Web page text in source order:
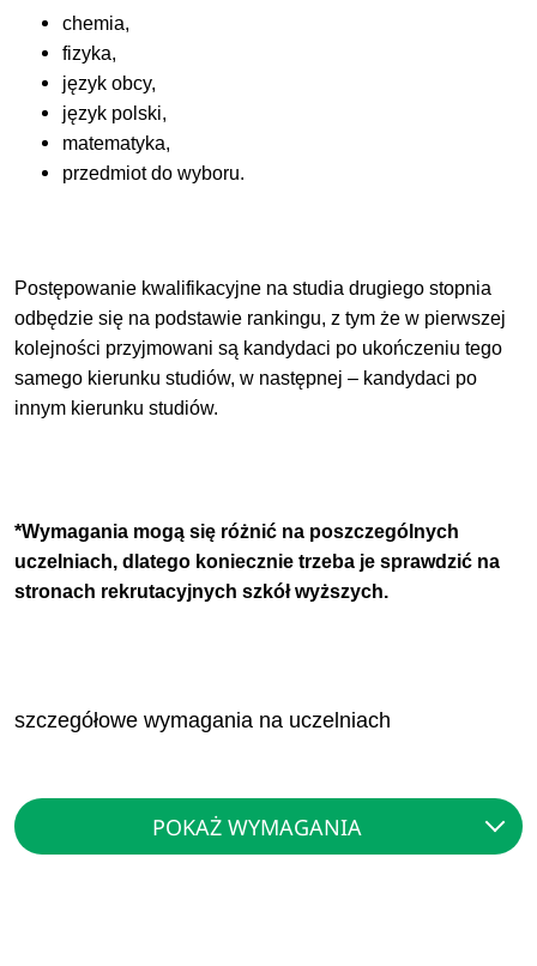
chemia,
fizyka,
język obcy,
język polski,
matematyka,
przedmiot do wyboru.
Postępowanie kwalifikacyjne na studia drugiego stopnia
odbędzie się na podstawie rankingu, z tym że w pierwszej
kolejności przyjmowani są kandydaci po ukończeniu tego
samego kierunku studiów, w następnej – kandydaci po
innym kierunku studiów.
*Wymagania mogą się różnić na poszczególnych
uczelniach, dlatego koniecznie trzeba je sprawdzić na
stronach rekrutacyjnych szkół wyższych.
szczegółowe wymagania na uczelniach
POKAŻ WYMAGANIA